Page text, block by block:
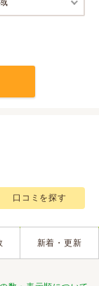
口コミを探す
新着・更新